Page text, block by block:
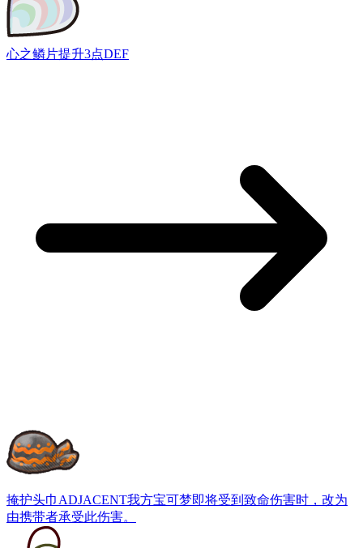
心之鳞片提升3点DEF
掩护头巾ADJACENT我方宝可梦即将受到致命伤害时，改为
由携带者承受此伤害。